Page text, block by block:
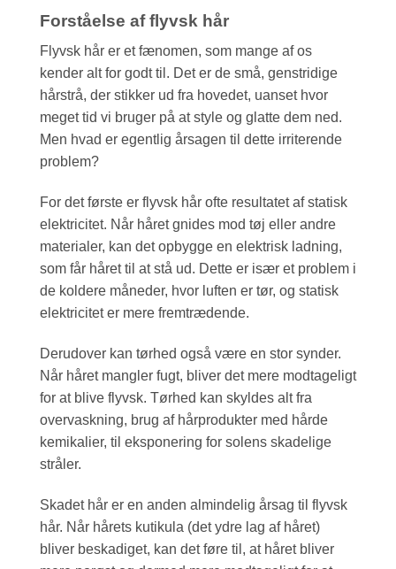
Forståelse af flyvsk hår
Flyvsk hår er et fænomen, som mange af os
kender alt for godt til. Det er de små, genstridige
hårstrå, der stikker ud fra hovedet, uanset hvor
meget tid vi bruger på at style og glatte dem ned.
Men hvad er egentlig årsagen til dette irriterende
problem?
For det første er flyvsk hår ofte resultatet af statisk
elektricitet. Når håret gnides mod tøj eller andre
materialer, kan det opbygge en elektrisk ladning,
som får håret til at stå ud. Dette er især et problem i
de koldere måneder, hvor luften er tør, og statisk
elektricitet er mere fremtrædende.
Derudover kan tørhed også være en stor synder.
Når håret mangler fugt, bliver det mere modtageligt
for at blive flyvsk. Tørhed kan skyldes alt fra
overvaskning, brug af hårprodukter med hårde
kemikalier, til eksponering for solens skadelige
stråler.
Skadet hår er en anden almindelig årsag til flyvsk
hår. Når hårets kutikula (det ydre lag af håret)
bliver beskadiget, kan det føre til, at håret bliver